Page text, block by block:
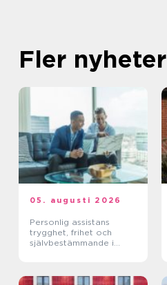
Fler nyheter
05. augusti 2026
Personlig assistans
trygghet, frihet och
självbestämmande i